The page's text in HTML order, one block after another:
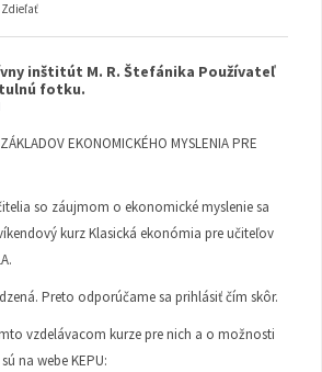
Zdieľať
inštitút M. R. Štefánika Používateľ
fotku.
EKONOMICKÉHO MYSLENIA PRE
so záujmom o ekonomické myslenie sa
kurz Klasická ekonómia pre učiteľov
Preto odporúčame sa prihlásiť čím skôr.
vzdelávacom kurze pre nich a o možnosti
na webe KEPU: